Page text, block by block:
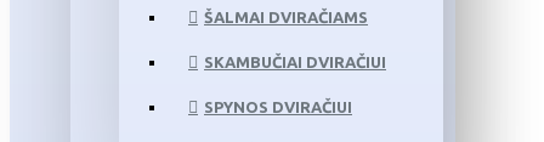
ŠALMAI DVIRAČIAMS
SKAMBUČIAI DVIRAČIUI
SPYNOS DVIRAČIUI